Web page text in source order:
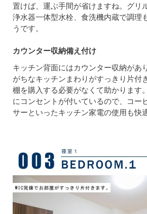
置けば、運ぶ手間が省けますね。グリ
浄水器一体型水栓、食洗機内蔵で調理
うです。
カウンター収納備え付け
キッチン背面にはカウンター収納があ
がちなキッチンまわりがすっきり片付
棚を購入する必要がなくて助かります
にコンセントが付いているので、コー
サーといったキッチン家電の使用も快